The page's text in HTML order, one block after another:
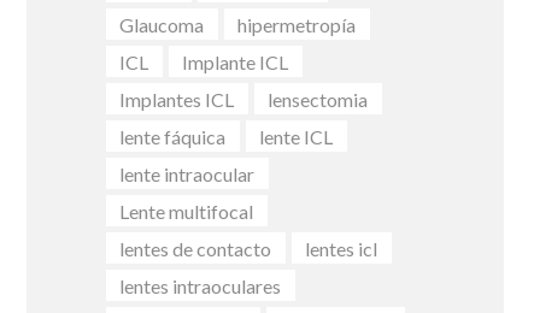
Glaucoma
hipermetropía
ICL
Implante ICL
Implantes ICL
lensectomia
lente fáquica
lente ICL
lente intraocular
Lente multifocal
lentes de contacto
lentes icl
lentes intraoculares